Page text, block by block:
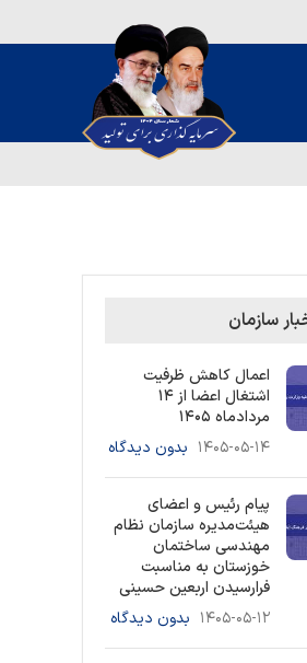
سازمان
اعمال کاهش ظرفیت
اشتغال اعضا از ۱۴
مردادماه ۱۴۰۵
۱۴۰۵-۰۵-۱۴ بدون دیدگاه
پیام رئیس و اعضای
هیئت‌مدیره سازمان نظام
مهندسی ساختمان
خوزستان به مناسبت
فرارسیدن اربعین حسینی
۱۴۰۵-۰۵-۱۲ بدون دیدگاه